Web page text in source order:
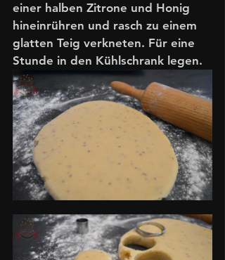
einer halben Zitrone und Honig
hineinrühren und rasch zu einem
glatten Teig verkneten. Für eine
Stunde in den Kühlschrank legen.